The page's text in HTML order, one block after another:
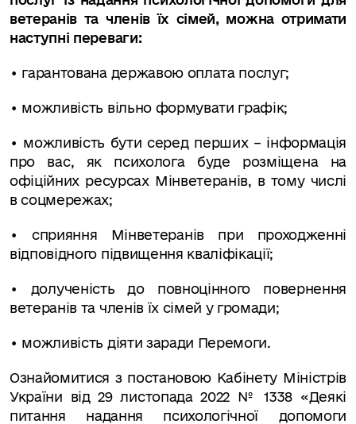
ветеранів та членів їх сімей, можна отримати
наступні переваги:
• гарантована державою оплата послуг;
• можливість вільно формувати графік;
• можливість бути серед перших – інформація
про вас, як психолога буде розміщена на
офіційних ресурсах Мінветеранів, в тому числі
в соцмережах;
• сприяння Мінветеранів при проходженні
відповідного підвищення кваліфікації;
• долученість до повноцінного повернення
ветеранів та членів їх сімей у громади;
• можливість діяти заради Перемоги.
Ознайомитися з постановою Кабінету Міністрів
України від 29 листопада 2022 № 1338 «Деякі
питання надання психологічної допомоги